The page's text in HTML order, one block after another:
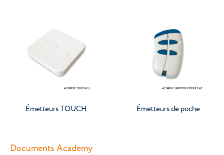
Émetteurs TOUCH Émetteurs de poche
Documents Academy